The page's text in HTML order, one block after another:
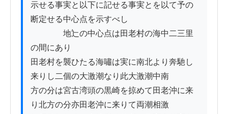
示せる事実と以下に記せる事実とを以て予の
断定せる中心点を示すべし
地辷の中心点は田老村の海中二三里
の間にあり
田老村を襲ひたる海嘯は実に南北より奔馳し
来りし二個の大激潮なり此大激潮中南
方の分は宮古湾頭の黒崎を掠めて田老沖に来
り北方の分亦田老沖に来りて両潮相激